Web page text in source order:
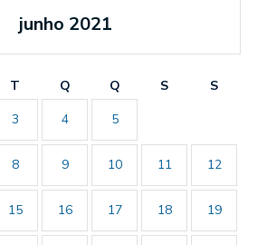
junho 2021
T Q Q S
S
3 4 5
8 9 10 11 12
15 16 17 18 19